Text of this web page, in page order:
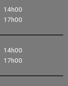
14h00
17h00
14h00
17h00